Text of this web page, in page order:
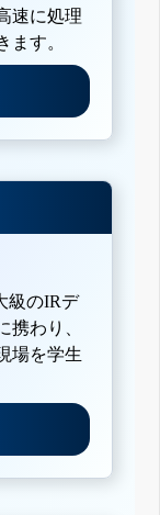
速に処理
ます。
級のIRデ
携わり、
場を学生